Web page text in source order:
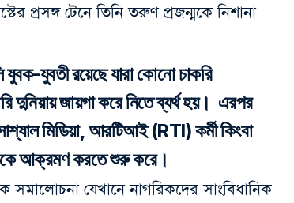
প্রসঙ্গ টেনে তিনি তরুণ প্রজন্মকে নিশানা
যুবতী রয়েছে যারা কোনো চাকরি
দুনিয়ায় জায়গা করে নিতে ব্যর্থ হয়। এরপর
মিডিয়া, আরটিআই (RTI) কর্মী কিংবা
আক্রমণ করতে শুরু করে।
যেখানে নাগরিকদের সাংবিধানিক